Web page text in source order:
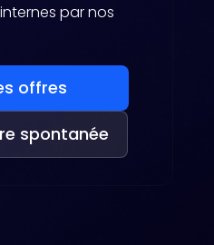
par nos
offres
spontanée